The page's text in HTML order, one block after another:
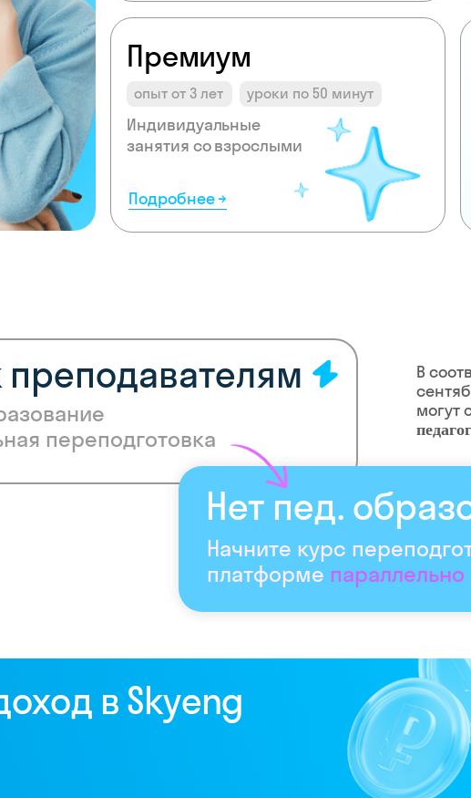
Премиум
опыт от 3 лет уроки по 50 минут
Индивидуальные
занятия со взрослыми
Подробнее →
переподготовка
В
могут
Начните курс
платформе
преподавателям
Нет пед.
в Skyeng